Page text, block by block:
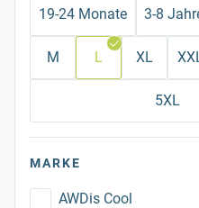
19-24 Monate 3-8
M L XL
5XL
MARKE
AWDis Cool